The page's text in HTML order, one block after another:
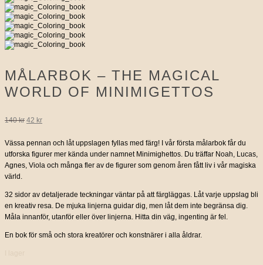
MÅLARBOK – THE MAGICAL
WORLD OF MINIMIGETTOS
140kr Det
ursprungliga
priset
140 kr.
42 krDet
nuvarande
priset
42 kr.
Vässa pennan och låt uppslagen fyllas med färg! I vår första målarbok får du
utforska figurer mer kända under namnet Minimighettos. Du träffar Noah, Lucas,
Agnes, Viola och många fler av de figurer som genom åren fått liv i vår magiska
värld.
32 sidor av detaljerade teckningar väntar på att färgläggas. Låt varje uppslag bli
en kreativ resa. De mjuka linjerna guidar dig, men låt dem inte begränsa dig.
Måla innanför, utanför eller över linjerna. Hitta din väg, ingenting är fel.
En bok för små och stora kreatörer och konstnärer i alla åldrar.